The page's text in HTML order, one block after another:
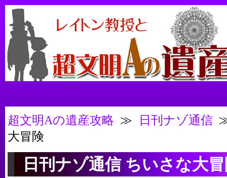
超文明Aの遺産攻略 ≫ 日刊ナゾ通信
大冒険
日刊ナゾ通信 ちいさな大